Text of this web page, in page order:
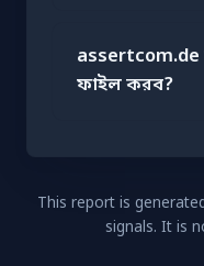
assertcom.de
ফাইল করব?
This report is
signals. It is